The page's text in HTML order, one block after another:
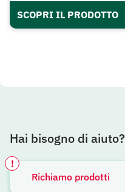
SCOPRI IL PRODOTTO
Hai bisogno di aiuto?
Richiamo prodotti
!